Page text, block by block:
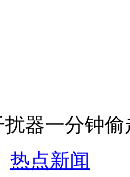
头出售
一分钟偷
热点新闻